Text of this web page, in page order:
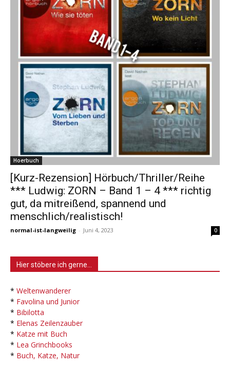
Hoerbuch
[Kurz-Rezension] Hörbuch/Thriller/Reihe
*** Ludwig: ZORN – Band 1 – 4 *** richtig
gut, da mitreißend, spannend und
menschlich/realistisch!
normal-ist-langweilig - Juni 4, 2023 0
Hier stöbere ich gerne…
* Weltenwanderer
* Favolina und Junior
* Bibilotta
* Elenas Zeilenzauber
* Katze mit Buch
* Lea Grinchbooks
* Buch, Katze, Natur